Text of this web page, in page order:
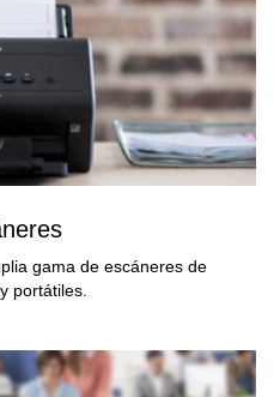
gama de escáneres de
portátiles.